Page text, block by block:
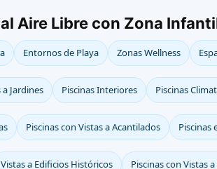
Aire Libre con Zona
Entornos de Playa Zonas Wellness
Jardines Piscinas Interiores Piscinas
Piscinas con Vistas a Acantilados Piscinas
Vistas a Edificios Históricos Piscinas con Vistas